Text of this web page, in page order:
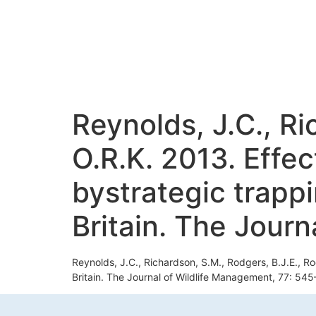
Reynolds, J.C.,
O.R.K. 2013.
bystrategic
Britain. The
Reynolds, J.C., Richardson, S.M., Rodgers, B.J.E.,
Britain. The Journal of Wildlife Management, 77: